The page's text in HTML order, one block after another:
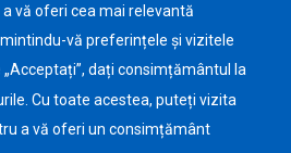
cu caracter personale (GDPR)
de utilizare a Cookie-urilor
vă oferi cea mai relevantă
vă preferințele și vizitele
dați consimțământul la
Cu toate acestea, puteți vizita
a vă oferi un consimțământ